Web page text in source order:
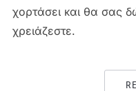
χορτάσει και θα σας
χρειάζεστε.